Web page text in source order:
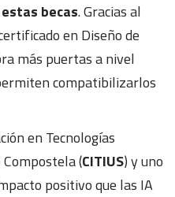
becas. Gracias al
en Diseño de
más puertas a nivel
compatibilizarlos
en Tecnologías
(CITIUS) y uno
positivo que las IA